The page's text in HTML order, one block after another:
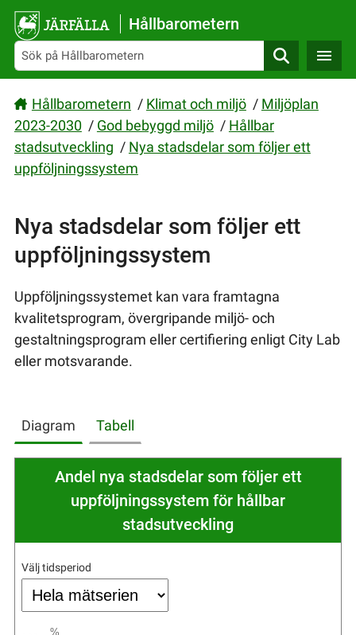
Gå direkt till sidans innehåll
Hållbarometern
Sök
Hållbarometern / Klimat och miljö / Miljöplan
2023-2030 / God bebyggd miljö / Hållbar
stadsutveckling / Nya stadsdelar som följer ett
uppföljningssystem
Nya stadsdelar som följer ett
uppföljningssystem
Uppföljningssystemet kan vara framtagna
kvalitetsprogram, övergripande miljö- och
gestaltningsprogram eller certifiering enligt City Lab
eller motsvarande.
Diagram Tabell
Andel nya stadsdelar som följer ett
uppföljningssystem för hållbar
stadsutveckling
Välj tidsperiod
%